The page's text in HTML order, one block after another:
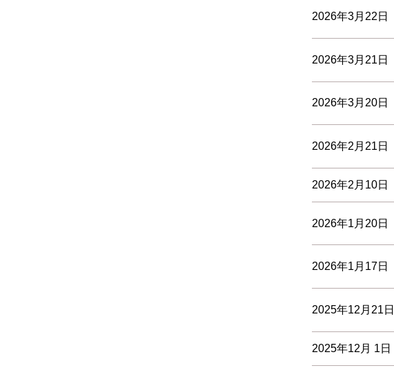
2026年3月22日
2026年3月21日
2026年3月20日
2026年2月21日
2026年2月10日
2026年1月20日
2026年1月17日
2025年12月21日
2025年12月 1日